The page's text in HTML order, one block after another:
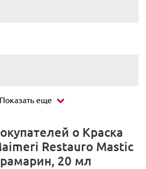
Показать еще
о Краска
Restauro Mastic
20 мл